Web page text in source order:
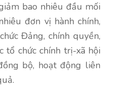
bao nhiêu đầu mối
đơn vị hành chính,
Đảng, chính quyền,
tổ chức chính trị-xã hội
bộ, hoạt động liên